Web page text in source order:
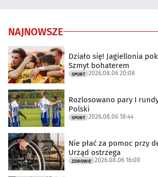
NAJNOWSZE
Działo się! Jagiellonia
Szmyt bohaterem
SPORT 2026.08.06 20:08
Rozlosowano pary I
Polski
SPORT 2026.08.06 18:44
Nie płać za pomoc przy
Urząd ostrzega
ZDROWIE 2026.08.06 16:00